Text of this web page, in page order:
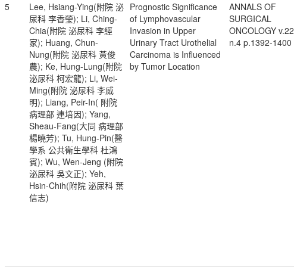
5
Lee, Hsiang-Ying(附院 泌
尿科 李香瑩); Li, Ching-
Chia(附院 泌尿科 李經
家); Huang, Chun-
Nung(附院 泌尿科 黃俊
農); Ke, Hung-Lung(附院
泌尿科 柯宏龍); Li, Wei-
Ming(附院 泌尿科 李威
明); Liang, Peir-In( 附院
病理部 連培因); Yang,
Sheau-Fang(大同 病理部
楊曉芳); Tu, Hung-Pin(醫
學系 公共衛生學科 杜鴻
賓); Wu, Wen-Jeng (附院
泌尿科 吳文正); Yeh,
Hsin-Chih(附院 泌尿科 葉
信志)
Prognostic Significance
of Lymphovascular
Invasion in Upper
Urinary Tract Urothelial
Carcinoma is Influenced
by Tumor Location
ANNALS OF
SURGICAL
ONCOLOGY v.22
n.4 p.1392-1400